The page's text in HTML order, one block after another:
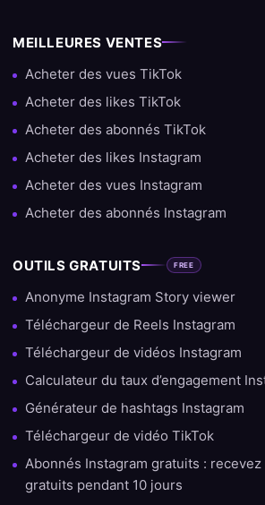
MEILLEURES VENTES
Acheter des vues TikTok
Acheter des likes TikTok
Acheter des abonnés TikTok
Acheter des likes Instagram
Acheter des vues Instagram
Acheter des abonnés Instagram
OUTILS GRATUITS FREE
Anonyme Instagram Story viewer
Téléchargeur de Reels Instagram
Téléchargeur de vidéos Instagram
Calculateur du taux d’engagement
Générateur de hashtags Instagram
Téléchargeur de vidéo TikTok
Abonnés Instagram gratuits : recevez
gratuits pendant 10 jours